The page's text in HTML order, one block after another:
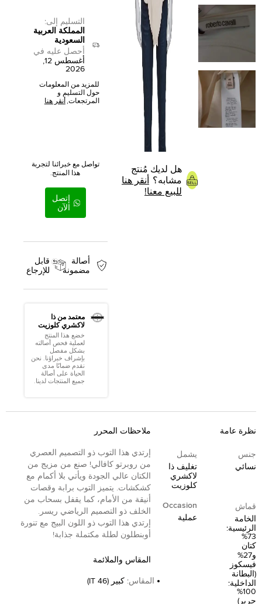
هل لديك مُنتج
مشابه؟
أنقر هنا
للبيع معنا!
التسليم إلى:
المملكة العربية
السعودية
أحصل عليه في
أغسطس 12,
2026
للمزيد من المعلومات
حول التسليم و
المرتجعات, أنقر هنا
تواصل مع خبرائنا لتجربة
هذا المنتج.
إتصل
الآن
أصالة
مضمونة
قابل
للإرجاع
معتمد من ذا
لاكشري كلوزيت
خضع هذا المنتج
لعملية فحص أصالته
بشكل مفصل
بإشراف خبراؤنا. نحن
نقدم ضمانًا مدى
الحياة على أصالة
جميع المنتجات لدينا.
نظرة عامة
جنس
نسائي
يشمل
تغليف ذا
لاكشري
كلوزيت
قماش
الخامة
الرئيسية:
73%
كتان
و27%
فيسكوز
(البطانة
الداخلية:
100%
حرير)
Occasion
عملية
ملاحظات المحرر
إرتدي هذا التوب ذو التصميم العصري
من روبرتو كافالي! صنع من مزيج من
الكتان عالي الجودة ويأتي بلا أكمام مع
كشكشات. يتميز التوب برابة وقصات
أنيقة من الأمام، كما يقفل بسحاب من
الخلف ذو التصميم الرياضي ريسر.
إرتدي هذا التوب ذو اللون البيج مع تنورة
أوبنطلون لطلة مكتملة جذابة!
المقاس والملائمة
المقاس: كبير (IT 46)